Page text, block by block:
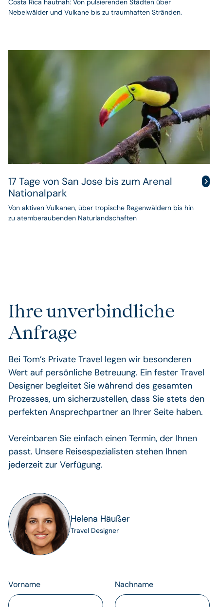
Costa Rica hautnah: Von pulsierenden Städten über
Nebelwälder und Vulkane bis zu traumhaften Stränden.
17 Tage von San Jose bis zum Arenal
Nationalpark
Von aktiven Vulkanen, über tropische Regenwäldern bis hin
zu atemberaubenden Naturlandschaften
Ihre unverbindliche
Anfrage
Bei Tom’s Private Travel legen wir besonderen
Wert auf persönliche Betreuung. Ein fester Travel
Designer begleitet Sie während des gesamten
Prozesses, um sicherzustellen, dass Sie stets den
perfekten Ansprechpartner an Ihrer Seite haben.
Vereinbaren Sie einfach einen Termin, der Ihnen
passt. Unsere Reisespezialisten stehen Ihnen
jederzeit zur Verfügung.
Helena Häußer
Travel Designer
Vorname Nachname